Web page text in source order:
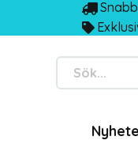
Sök...